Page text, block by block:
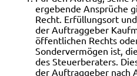
ergebende Ansprüche
Recht. Erfüllungsort
der Auftraggeber
öffentlichen Rechts
Sondervermögen ist,
des Steuerberaters.
der Auftraggeber nach